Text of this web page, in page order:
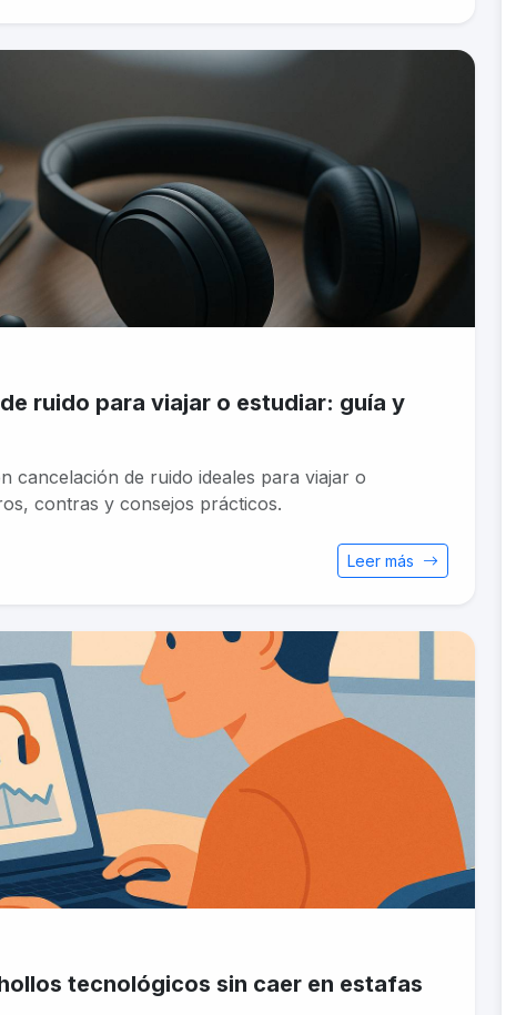
ruido para viajar o estudiar: guía y
cancelación de ruido ideales para viajar o
contras y consejos prácticos.
Leer más
tecnológicos sin caer en estafas